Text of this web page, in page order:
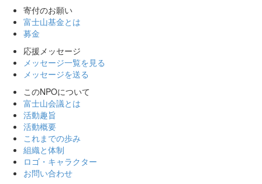
寄付のお願い
富士山基金とは
募金
応援メッセージ
メッセージ一覧を見る
メッセージを送る
このNPOについて
富士山会議とは
活動趣旨
活動概要
これまでの歩み
組織と体制
ロゴ・キャラクター
お問い合わせ